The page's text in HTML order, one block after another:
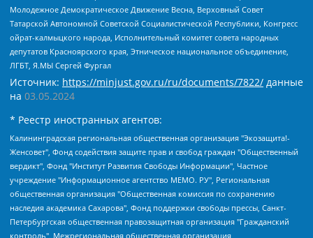
Молодежное Демократическое Движение Весна, Верховный Совет
Татарской Автономной Советской Социалистической Республики, Конгресс
ойрат-калмыцкого народа, Исполнительный комитет совета народных
депутатов Красноярского края, Этническое национальное объединение,
ЛГБТ, Я.МЫ Сергей Фургал
Источник: https://minjust.gov.ru/ru/documents/7822/ данные
на 03.05.2024
* Реестр иностранных агентов:
Калининградская региональная общественная организация "Экозащита!-Женсовет", Фонд содействия защите прав и свобод граждан "Общественный вердикт", Фонд "Институт Развития Свободы Информации", Частное учреждение "Информационное агентство МЕМО. РУ", Региональная общественная организация "Общественная комиссия по сохранению наследия академика Сахарова", Фонд поддержки свободы прессы, Санкт-Петербургская общественная правозащитная организация "Гражданский контроль", Межрегиональная общественная организация "Информационно-просветительский центр "Мемориал", Региональный Фонд "Центр Защиты Прав Средств Массовой Информации", с 05.12.2023 Фонд "Центр Защиты Прав Средств массовой информации", Региональная общественная благотворительная организация помощи беженцам и мигрантам "Гражданское содействие", Негосударственное образовательное учреждение дополнительного профессионального образования (повышение квалификации) специалистов "АКАДЕМИЯ ПО ПРАВАМ ЧЕЛОВЕКА", Свердловская региональная общественная организация "Сутяжник", Автономная некоммерческая организация "Центр независимых социологических исследований", Союз общественных объединений "Российский исследовательский центр по правам человека", Региональное общественное учреждение научно-информационный центр "МЕМОРИАЛ", Некоммерческая организация "Фонд защиты гласности", Автономная некоммерческая организация "Институт прав человека", Городская общественная организация "Екатеринбургское общество "МЕМОРИАЛ", Городская общественная организация "Рязанское историко-просветительское и правозащитное общество "Мемориал" (Рязанский Мемориал), Челябинский региональный орган общественной самодеятельности – женское общественное объединение "Женщины Евразии", Челябинский региональный орган общественной самодеятельности "Уральская правозащитная группа", Фонд содействия защите здоровья и социальной справедливости имени Андрея Рылькова, Автономная Некоммерческая Организация "Аналитический Центр Юрия Левады", Автономная некоммерческая организация социальной поддержки населения "Проект Апрель", Региональная общественная организация помощи женщинам и детям, находящимся в кризисной ситуации "Информационно-методический центр "Анна", Фонд содействия развитию массовых коммуникаций и правовому просвещению "Так-так-Так", Фонд содействия устойчивому развитию "Серебряная тайга", Свердловский региональный общественный фонд социальных проектов "Новое время", "Idel.Реалии", Кавказ.Реалии, Крым.Реалии, Телеканал Настоящее Время, Татаро-башкирская служба Радио Свобода (Azatliq Radiosi), Радио Свободная Европа/Радио Свобода (PCE/PC), "Сибирь.Реалии", "Фактограф", Благотворительный фонд помощи осужденным и их семьям, Автономная некоммерческая организация "Институт глобализации и социальных движений", Фонд "В защиту прав заключенных", Частное учреждение "Центр поддержки и содействия развитию средств массовой информации", Пензенский региональный общественный благотворительный фонд "Гражданский союз", "Север.Реалии", Некоммерческая организация Фонд "Правовая инициатива", Общество с ограниченной ответственностью "Радио Свободная Европа/Радио Свобода", Чешское информационное агентство "MEDIUM-ORIENT", Красноярская региональная общественная организация "Мы против СПИДа", Камалягин Денис Николаевич, Маркелов Сергей Евгеньевич, Пономарев Лев Александрович, Савицкая Людмила Алексеевна, Автономная некоммерческая организация "Центр по работе с проблемой насилия "НАСИЛИЮ.НЕТ", Межрегиональный профессиональный союз работников здравоохранения "Альянс врачей", Юридическое лицо, зарегистрированное в Латвийской Республике, SIA "Medusa Project" (регистрационный номер 40103797863, дата регистрации 10.06.2014), Некоммерческая организация "Фонд по борьбе с коррупцией", Автономная некоммерческая организация "Институт права и публичной политики", Баданин Роман Сергеевич, Гликин Максим Александрович, Железнова Мария Михайловна, Лукьянова Юлия Сергеевна, Маетная Елизавета Витальевна, Маняхин Петр Борисович, Чуракова Ольга Владимировна, Ярош Юлия Петровна, Юридическое лицо "The Insider SIA", зарегистрированное в Риге, Латвийская Республика (дата регистрации 26.06.2015), являющееся администратором доменного имени интернет-издания "The Insider SIA", https://theins.ru, Постернак Алексей Евгеньевич, Рубин Михаил Аркадьевич, Анин Роман Александрович, Юридическое лицо Istories fonds, зарегистрированное в Латвийской Республике (регистрационный номер 50008295751, дата регистрации 24.02.2020), Великовский Дмитрий Александрович, Долинина Ирина Николаевна, Мароховская Алеся Алексеевна, Шлейнов Роман Юрьевич, Шмагун Олеся Валентиновна, Общество с ограниченной ответственностью "Альтаир 2021", Общество с ограниченной ответственностью "Вега 2021", Общество с ограниченной ответственностью "Главный редактор 2021", Общество с ограниченной ответственностью "Ромашки монолит", Важенков Артем Валерьевич, Ивановская областная общественная организация "Центр гендерных исследований", Гурман Юрий Альбертович, Медиапроект "ОВД-Инфо", Егоров Владимир Владимирович, Жилинский Владимир Александрович, Общество с ограниченной ответственностью "ЗП", Иванова София Юрьевна, Карезина Инна Павловна, Кильтау Екатерина Викторовна, Петров Алексей Викторович, Пискунов Сергей Евгеньевич, Смирнов Сергей Сергеевич, Тихонов Михаил Сергеевич, Общество с ограниченной ответственностью "ЖУРНАЛИСТ-ИНОСТРАННЫЙ АГЕНТ", Арапова Галина Юрьевна, Вольтская Татьяна Анатольевна, Американская компания "Mason G.E.S. Anonymous Foundation" (США), являющаяся владельцем интернет-издания https://mnews.world/, Компания "Stichting Bellingcat", зарегистрированная в Нидерландах (дата регистрации 11.07.2018), Захаров Андрей Вячеславович, Клепиковская Екатерина Дмитриевна, Общество с ограниченной ответственностью "МЕМО", Перл Роман Александрович, Симонов Евгений Алексеевич, Соловьева Елена Анатольевна, Сотников Даниил Владимирович, Сурначева Елизавета Дмитриевна, Автономная некоммерческая организация по защите прав человека и информированию населения "Якутия – Наше Мнение", Общество с ограниченной ответственностью "Москоу диджитал медиа", с 26.01.2023 Общество с ограниченной ответственностью "Чайка Белые сады", Ветошкина Валерия Валерьевна, Заговора Максим Александрович, Межрегиональное общественное движение "Российская ЛГБТ - сеть", Оленичев Максим Владимирович, Павлов Иван Юрьевич, Скворцова Елена Сергеевна, Общество с ограниченной ответственностью "Как бы инагент", Кочетков Игорь Викторович, Общество с ограниченной ответственностью "Честные выборы", Еланчик Олег Александрович, Общество с ограниченной ответственностью "Нобелевский призыв", Гималова Регина Эмилевна, Григорьев Андрей Валерьевич, Григорьева Алина Александровна, Ассоциация по содействию защите прав призывников, альтернативнослужащих и военнослужащих "Правозащитная группа "Гражданин.Армия.Право", Хисамова Регина Фаритовна, Автономная некоммерческая организация по реализации социально-правовых программ "Лилит", Дальневосточное общественное движение "Маяк", Санкт-Петербургская ЛГБТ-инициативная группа "Выход", Инициативная группа ЛГБТ+ "Реверс", Алексеев Андрей Викторович, Бекбулатова Таисия Львовна, Беляев Иван Михайлович, Владыкина Елена Сергеевна, Гельман Марат Александрович, Никульшина Вероника Юрьевна, Толоконникова Надежда Андреевна, Шендерович Виктор Анатольевич, Общество с ограниченной ответственностью "Данное сообщение", Общество с ограниченной ответственностью Издательский дом "Новая глава", Айнбиндер Александра Александровна, Московский комьюнити-центр для ЛГБТ+инициатив, Благотворительный фонд развития филантропии, Deutsche Welle (Германия, Kurt-Schumacher-Strasse 3, 53113 Bonn), Борзунова Мария Михайловна, Воробьев Виктор Викторович, Голубева Анна Львовна, Константинова Алла Михайловна, Малкова Ирина Владимировна, Мурадов Мурад Абдулгалимович, Осетинская Елизавета Николаевна, Понасенков Евгений Николаевич, Ганапольский Матвей Юрьевич, Киселев Евгений Алексеевич, Борухович Ирина Григорьевна, Дремин Иван Тимофеевич, Дубровский Дмитрий Викторович, Красноярская региональная общественная организация поддержки и развития альтернативных образовательных технологий и межкультурных коммуникаций "ИНТЕРРА", Маяковская Екатерина Алексеевна, Фейгин Марк Захарович, Филимонов Андрей Викторович, Дзугкоева Регина Николаевна, Доброхотов Роман Александрович, Дудь Юрий Александрович, Елкин Сергей Владимирович, Кругликов Кирилл Игоревич, Сабунаева Мария Леонидовна, Семенов Алексей Владимирович, Шаинян Карен Багратович, Шульман Екатерина Михайловна, Асафьев Артур Валерьевич, Вахштайн Виктор Семенович, Венедиктов Алексей Алексеевич, Лушникова Екатерина Евгеньевна, Волков Леонид Михайлович, Невзоров Александр Глебович, Пархоменко Сергей Борисович, Сироткин Ярослав Николаевич, Кара-Мурза Владимир Владимирович, Баранова Наталья Владимировна, Гозман Леонид Яковлевич, Кагарлицкий Борис Юльевич, Климарев Михаил Валерьевич, Милов Владимир Станиславович, Автономная некоммерческая организация Краснодарский центр современного искусства "Типография", Моргенштерн Алишер Тагирович, Соболь Любовь Эдуардовна, Общество с ограниченной ответственностью "ЛИЗА НОРМ", Каспаров Гарри Кимович, Ходорковский Михаил Борисович, Общество с ограниченной ответственностью "Апрельские тезисы", Данилович Ирина Брониславовна, Кашин Олег Владимирович, Петров Николай Владимирович, Пивоваров Алексей Владимирович, Соколов Михаил Владимирович, Цветкова Юлия Владимировна, Чичваркин Евгений Александрович, Комитет против пыток/Команда против пыток, Общество с ограниченной ответственностью "Первый научный", Общество с ограниченной ответственностью "Вертолет и ко", Белоцерковская Вероника Борисовна, Кац Максим Евгеньевич, Лазарева Татьяна Юрьевна, Шаведдинов Руслан Табризович, Яшин Илья Валерьевич, Общество с ограниченной ответственностью "Иноагент ААВ", Алешковский Дмитрий Петрович, Альбац Евгения Марковна, Быков Дмитрий Львович, Галямина Юлия Евгеньевна, Лойко Сергей Леонидович, Мартынов Кирилл Константинович, Медведев Сергей Александрович, Крашенинников Федор Геннадиевич, Гордеева Катерина Вл